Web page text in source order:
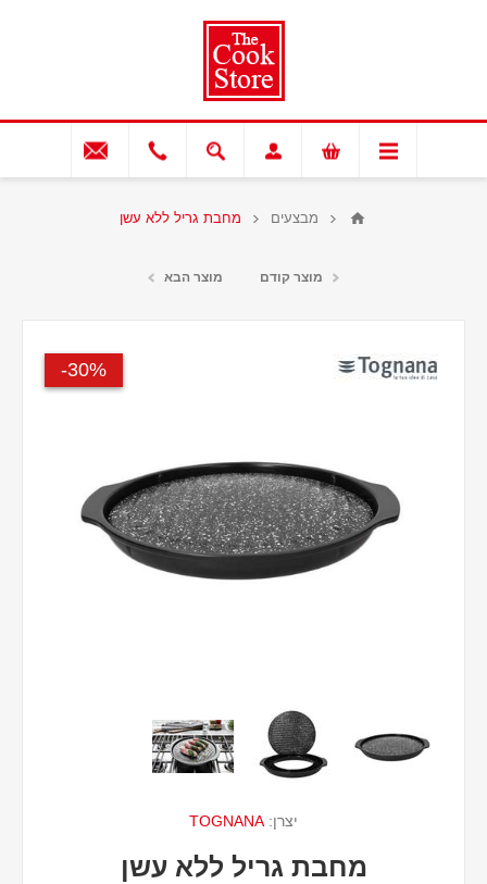
מבצעים מחבת גריל ללא עשן
מוצר קודם מוצר הבא
30%-
יצרן: TOGNANA
מחבת גריל ללא עשן